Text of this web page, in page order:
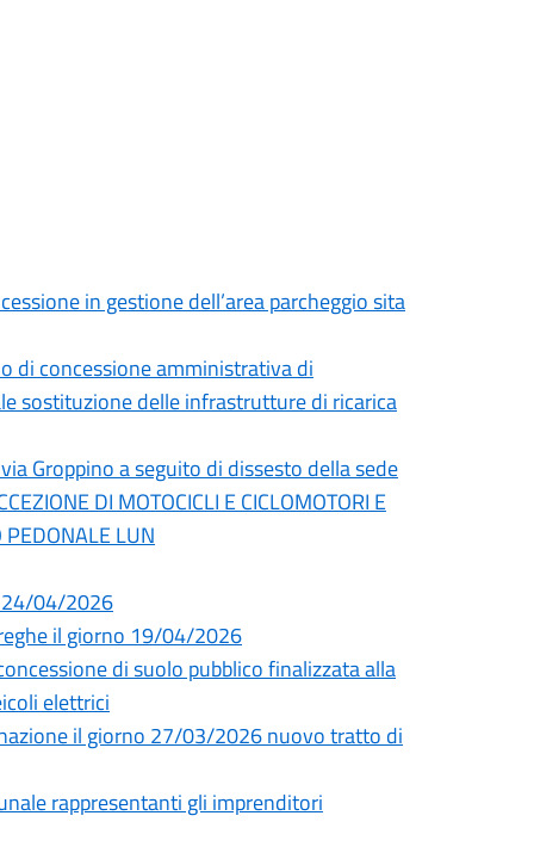
in gestione dell’area parcheggio sita
di concessione amministrativa di
sostituzione delle infrastrutture di ricarica
Groppino a seguito di dissesto della sede
DI MOTOCICLI E CICLOMOTORI E
PEDONALE LUN
24/04/2026
il giorno 19/04/2026
di suolo pubblico finalizzata alla
elettrici
il giorno 27/03/2026 nuovo tratto di
rappresentanti gli imprenditori